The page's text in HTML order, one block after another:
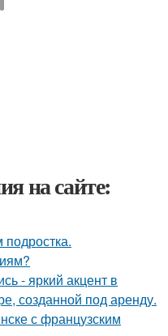
на сайте:
- яркий акцент в
созданной под аренду.
с французским